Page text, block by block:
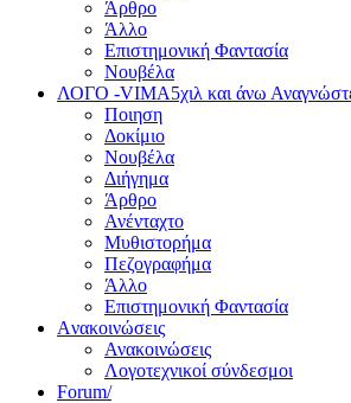
Άρθρο
Άλλο
Επιστημονική Φαντασία
Νουβέλα
ΛΟΓΟ -VIMA5χιλ και άνω
Ποιηση
Δοκίμιο
Νουβέλα
Διήγημα
Άρθρο
Ανένταχτο
Μυθιστορήμα
Πεζογραφήμα
Άλλο
Επιστημονική Φαντασία
Aνακοινώσεις
Ανακοινώσεις
Λογοτεχνικοί σύνδεσμοι
Forum/